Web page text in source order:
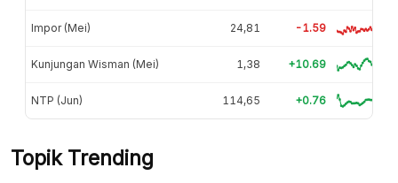
Impor (Mei) 24,81 -1.59
Kunjungan Wisman (Mei) 1,38 +10.69
NTP (Jun) 114,65 +0.76
Topik Trending